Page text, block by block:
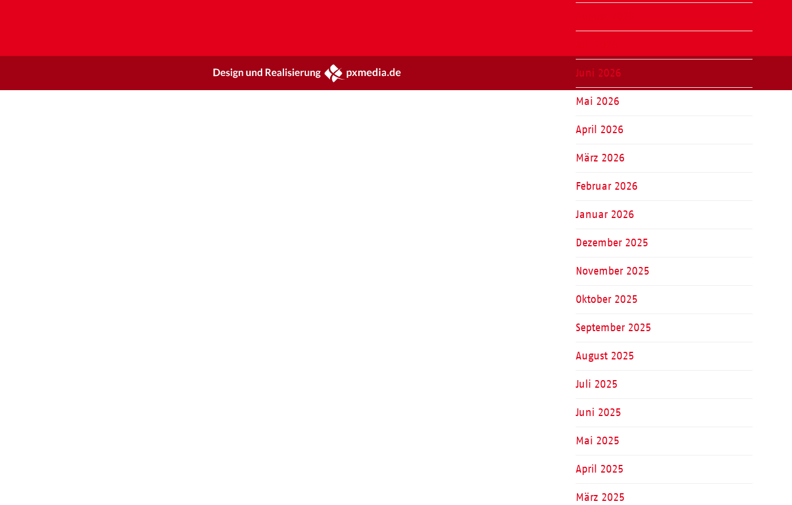
Juni 2026
Mai 2026
April 2026
März 2026
Februar 2026
Januar 2026
Dezember 2025
November 2025
Oktober 2025
September 2025
August 2025
Juli 2025
Juni 2025
Mai 2025
April 2025
März 2025